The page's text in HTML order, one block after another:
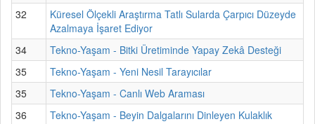
32
Küresel Ölçekli Araştırma Tatlı Sularda Çarpıcı Düzeyde
Azalmaya İşaret Ediyor
34
Tekno-Yaşam - Bitki Üretiminde Yapay Zekâ Desteği
35
Tekno-Yaşam - Yeni Nesil Tarayıcılar
35
Tekno-Yaşam - Canlı Web Araması
36
Tekno-Yaşam - Beyin Dalgalarını Dinleyen Kulaklık